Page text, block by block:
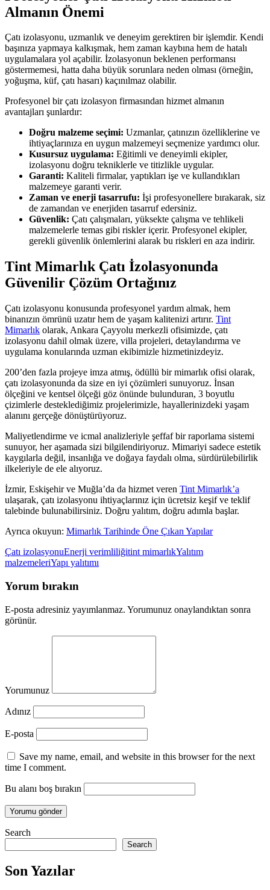
Almanın Önemi
Çatı izolasyonu, uzmanlık ve deneyim gerektiren bir işlemdir. Kendi
başınıza yapmaya kalkışmak, hem zaman kaybına hem de hatalı
uygulamalara yol açabilir. İzolasyonun beklenen performansı
göstermemesi, hatta daha büyük sorunlara neden olması (örneğin,
yoğuşma, küf, çatı hasarı) kaçınılmaz olabilir.
Profesyonel bir çatı izolasyon firmasından hizmet almanın
avantajları şunlardır:
Doğru malzeme seçimi: Uzmanlar, çatınızın özelliklerine ve
ihtiyaçlarınıza en uygun malzemeyi seçmenize yardımcı olur.
Kusursuz uygulama: Eğitimli ve deneyimli ekipler,
izolasyonu doğru tekniklerle ve titizlikle uygular.
Garanti: Kaliteli firmalar, yaptıkları işe ve kullandıkları
malzemeye garanti verir.
Zaman ve enerji tasarrufu: İşi profesyonellere bırakarak, siz
de zamandan ve enerjiden tasarruf edersiniz.
Güvenlik: Çatı çalışmaları, yüksekte çalışma ve tehlikeli
malzemelerle temas gibi riskler içerir. Profesyonel ekipler,
gerekli güvenlik önlemlerini alarak bu riskleri en aza indirir.
Tint Mimarlık Çatı İzolasyonunda
Güvenilir Çözüm Ortağınız
Çatı izolasyonu konusunda profesyonel yardım almak, hem
binanızın ömrünü uzatır hem de yaşam kalitenizi artırır. Tint
Mimarlık olarak, Ankara Çayyolu merkezli ofisimizde, çatı
izolasyonu dahil olmak üzere, villa projeleri, detaylandırma ve
uygulama konularında uzman ekibimizle hizmetinizdeyiz.
200’den fazla projeye imza atmış, ödüllü bir mimarlık ofisi olarak,
çatı izolasyonunda da size en iyi çözümleri sunuyoruz. İnsan
ölçeğini ve kentsel ölçeği göz önünde bulunduran, 3 boyutlu
çizimlerle desteklediğimiz projelerimizle, hayallerinizdeki yaşam
alanını gerçeğe dönüştürüyoruz.
Maliyetlendirme ve icmal analizleriyle şeffaf bir raporlama sistemi
sunuyor, her aşamada sizi bilgilendiriyoruz. Mimariyi sadece estetik
kaygılarla değil, insanlığa ve doğaya faydalı olma, sürdürülebilirlik
ilkeleriyle de ele alıyoruz.
İzmir, Eskişehir ve Muğla’da da hizmet veren Tint Mimarlık’a
ulaşarak, çatı izolasyonu ihtiyaçlarınız için ücretsiz keşif ve teklif
talebinde bulunabilirsiniz. Doğru yalıtım, doğru adımla başlar.
Ayrıca okuyun: Mimarlık Tarihinde Öne Çıkan Yapılar
Çatı izolasyonuEnerji verimliliğitint mimarlıkYalıtım
malzemeleriYapı yalıtımı
Yorum bırakın
E-posta adresiniz yayımlanmaz. Yorumunuz onaylandıktan sonra
görünür.
Yorumunuz
Adınız
E-posta
Save my name, email, and website in this browser for the next
time I comment.
Bu alanı boş bırakın
Search
Search
Son Yazılar